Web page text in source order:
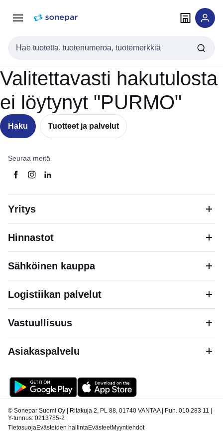
navigointiinsisältöön
Haku
Valitettavasti hakutulosta
ei löytynyt "PURMO"
Haku Tuotteet ja palvelut
Seuraa meitä
Yritys
Hinnastot
Sähköinen kauppa
Logistiikan palvelut
Vastuullisuus
Asiakaspalvelu
© Sonepar Suomi Oy | Ritakuja 2, PL 88, 01740 VANTAA | Puh. 010 283 11 |
Y-tunnus: 0213785-2
TietosuojaEvästeiden hallintaEvästeetMyyntiehdot